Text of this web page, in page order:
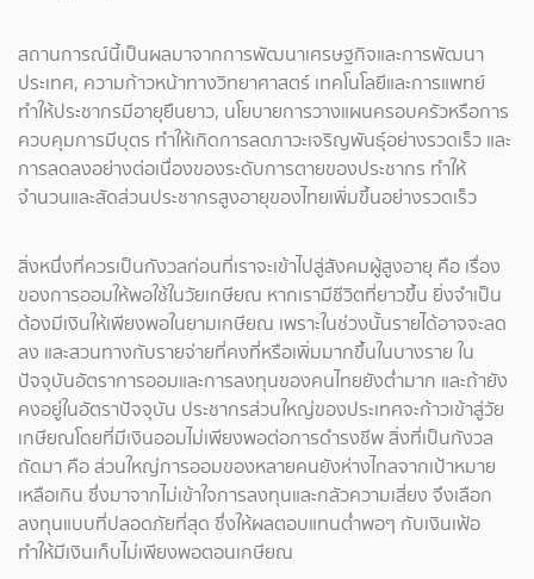
สถานการณ์นี้เป็นผลมาจากการพัฒนาเศรษฐกิจและการพัฒนา
ประเทศ, ความก้าวหน้าทางวิทยาศาสตร์ เทคโนโลยีและการแพทย์
ทำให้ประชากรมีอายุยืนยาว, นโยบายการวางแผนครอบครัวหรือการ
ควบคุมการมีบุตร ทำให้เกิดการลดภาวะเจริญพันธุ์อย่างรวดเร็ว และ
การลดลงอย่างต่อเนื่องของระดับการตายของประชากร ทำให้
จำนวนและสัดส่วนประชากรสูงอายุของไทยเพิ่มขึ้นอย่างรวดเร็ว
สิ่งหนึ่งที่ควรเป็นกังวลก่อนที่เราจะเข้าไปสู่สังคมผู้สูงอายุ คือ เรื่อง
ของการออมให้พอใช้ในวัยเกษียณ หากเรามีชีวิตที่ยาวขึ้น ยิ่งจำเป็น
ต้องมีเงินให้เพียงพอในยามเกษียณ เพราะในช่วงนั้นรายได้อาจจะลด
ลง และสวนทางกับรายจ่ายที่คงที่หรือเพิ่มมากขึ้นในบางราย ใน
ปัจจุบันอัตราการออมและการลงทุนของคนไทยยังต่ำมาก และถ้ายัง
คงอยู่ในอัตราปัจจุบัน ประชากรส่วนใหญ่ของประเทศจะก้าวเข้าสู่วัย
เกษียณโดยที่มีเงินออมไม่เพียงพอต่อการดำรงชีพ สิ่งที่เป็นกังวล
ถัดมา คือ ส่วนใหญ่การออมของหลายคนยังห่างไกลจากเป้าหมาย
เหลือเกิน ซึ่งมาจากไม่เข้าใจการลงทุนและกลัวความเสี่ยง จึงเลือก
ลงทุนแบบที่ปลอดภัยที่สุด ซึ่งให้ผลตอบแทนต่ำพอๆ กับเงินเฟ้อ
ทำให้มีเงินเก็บไม่เพียงพอตอนเกษียณ